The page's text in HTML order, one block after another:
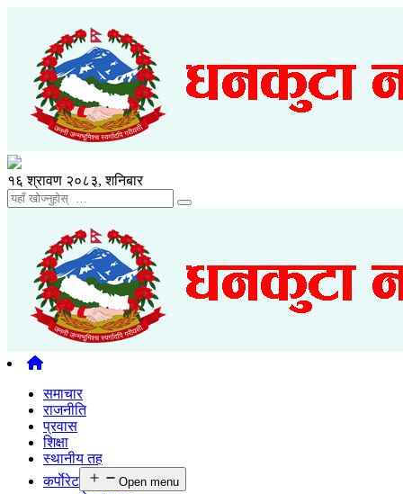
१६ श्रावण २०८३, शनिबार
समाचार
राजनीति
प्रवास
शिक्षा
स्थानीय तह
कर्पाेरेट
Open menu